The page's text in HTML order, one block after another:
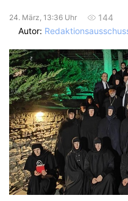
24. März, 13:36 Uhr
144
Autor: